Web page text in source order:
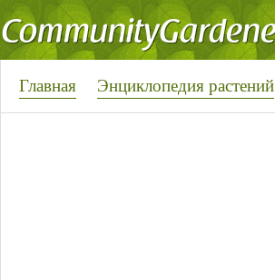
Главная Энциклопедия растений